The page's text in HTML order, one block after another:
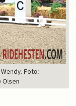
Foto:
Olsen